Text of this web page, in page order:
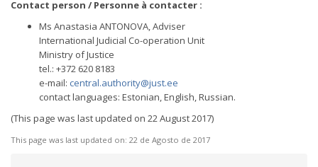
Contact person / Personne à contacter :
Ms Anastasia ANTONOVA, Adviser
International Judicial Co-operation Unit
Ministry of Justice
tel.: +372 620 8183
e-mail: central.authority@just.ee
contact languages: Estonian, English, Russian.
(This page was last updated on 22 August 2017)
This page was last updated on: 22 de Agosto de 2017